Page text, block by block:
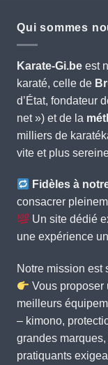
Qui sommes
Karate-Gi.beest
karaté, celle de
d’État, fondateur
net ») et de la
milliers de
vite et plus
Fidèles à
consacrer
Un site dédié
une expérience
Notre mission est
Vous proposer
meilleurs
– kimono,
grandes
pratiquants